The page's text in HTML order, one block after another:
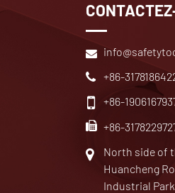
+86-
+86-
+86-
North side of
Huancheng
Industrial